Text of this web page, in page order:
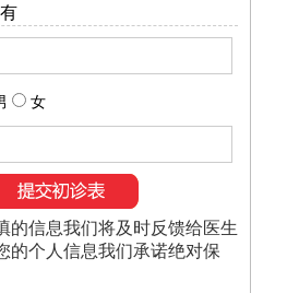
女
的信息我们将及时反馈给医生
的个人信息我们承诺绝对保